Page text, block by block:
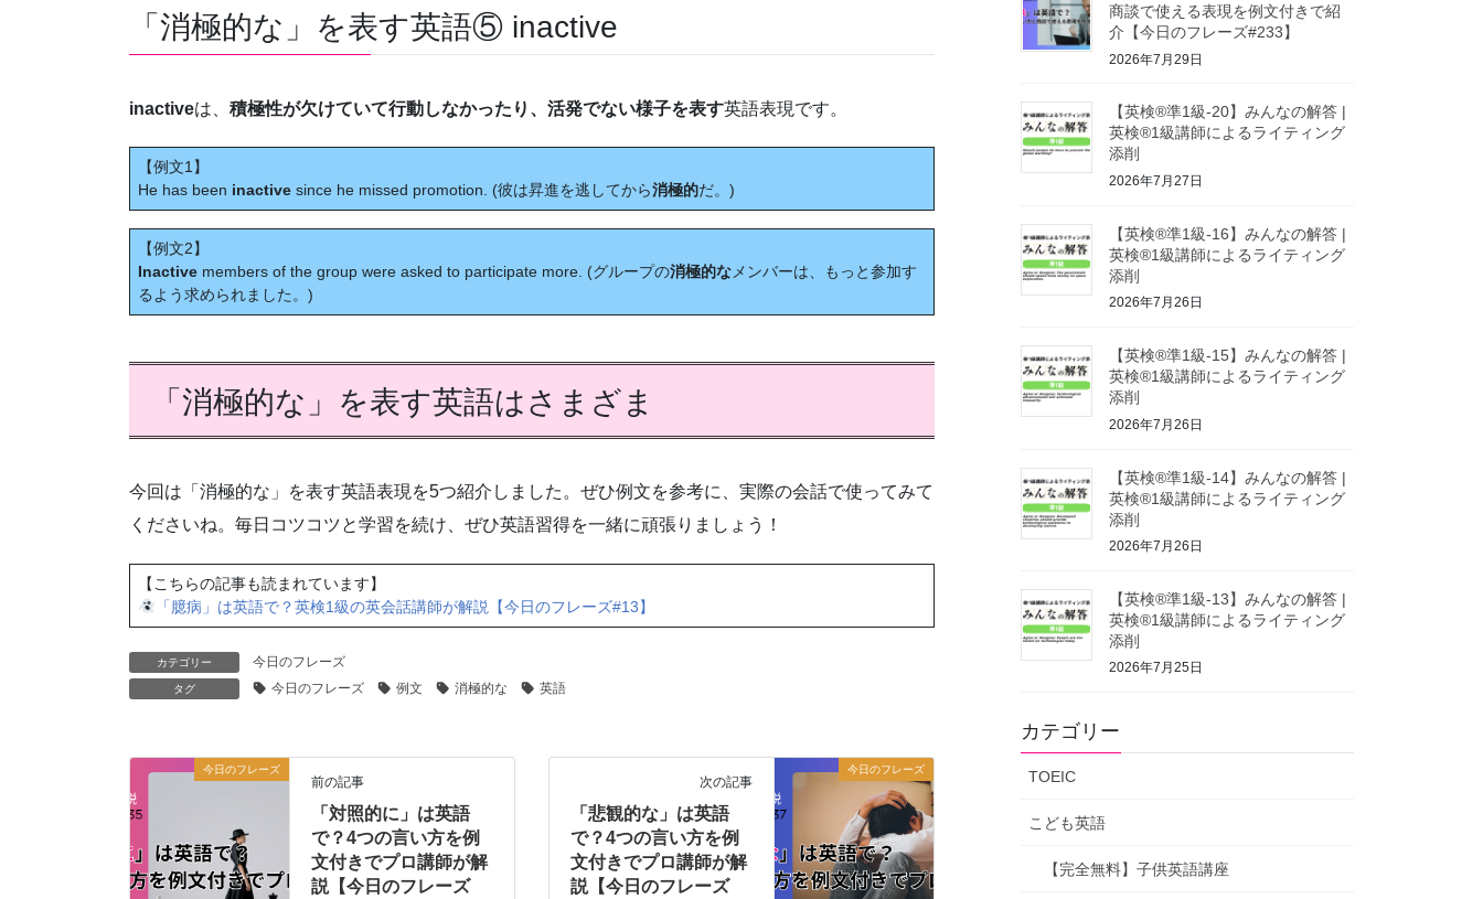
「消極的な」を表す英語⑤ inactive
inactiveは、 積極性が欠けていて行動しなかったり、活発でない様子を表す英語表現です。
【例文1】
He has been inactive since he missed promotion. (彼は昇進を逃してから消極的だ。)
【例文2】
Inactive members of the group were asked to participate more. (グループの消極的な メンバーは、もっと参加す
るよう求められました。)
「消極的な」を表す英語はさまざま
今回は「消極的な」を表す英語表現を5つ紹介しました。ぜひ例文を参考に、実際の会話で使ってみて
くださいね。毎日コツコツと学習を続け、ぜひ英語習得を一緒に頑張りましょう！
【こちらの記事も読まれています】
「臆病」は英語で？英検1級の英会話講師が解説【今日のフレーズ#13】
カテゴリー 今日のフレーズ
タグ 今日のフレーズ 例文 消極的な 英語
今日のフレーズ
前の記事
「対照的に」は英語
で？4つの言い方を例
文付きでプロ講師が解
説【今日のフレーズ
今日のフレーズ
次の記事
「悲観的な」は英語
で？4つの言い方を例
文付きでプロ講師が解
説【今日のフレーズ
商談で使える表現を例文付きで紹
介【今日のフレーズ#233】
2026年7月29日
【英検®準1級-20】みんなの解答 |
英検®1級講師によるライティング
添削
2026年7月27日
【英検®準1級-16】みんなの解答 |
英検®1級講師によるライティング
添削
2026年7月26日
【英検®準1級-15】みんなの解答 |
英検®1級講師によるライティング
添削
2026年7月26日
【英検®準1級-14】みんなの解答 |
英検®1級講師によるライティング
添削
2026年7月26日
【英検®準1級-13】みんなの解答 |
英検®1級講師によるライティング
添削
2026年7月25日
カテゴリー
TOEIC
こども英語
【完全無料】子供英語講座